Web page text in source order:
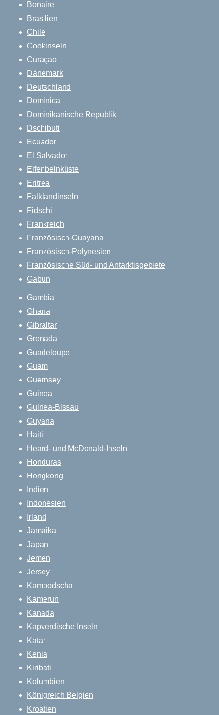
Bonaire
Brasilien
Chile
Cookinseln
Curaçao
Dänemark
Deutschland
Dominica
Dominikanische Republik
Dschibuti
Ecuador
El Salvador
Elfenbeinküste
Eritrea
Falklandinseln
Fidschi
Frankreich
Französisch-Guayana
Französisch-Polynesien
Französische Süd- und Antarktisgebiete
Gabun
Gambia
Ghana
Gibraltar
Grenada
Guadeloupe
Guam
Guernsey
Guinea
Guinea-Bissau
Guyana
Haiti
Heard- und McDonald-Inseln
Honduras
Hongkong
Indien
Indonesien
Irland
Jamaika
Japan
Jemen
Jersey
Kambodscha
Kamerun
Kanada
Kapverdische Inseln
Katar
Kenia
Kiribati
Kolumbien
Königreich Belgien
Kroatien